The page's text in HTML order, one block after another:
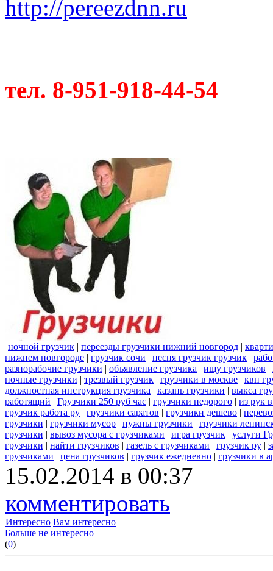
http://pereezdnn.ru
тел. 8-951-918-44-54
ночной грузчик | переезды грузчики нижний новгород |
нижнем новгороде | грузчик сочи | песня грузчик грузчик |
разнорабочие грузчики | объявление грузчика | ищу грузчиков |
ночные грузчики | трезвый грузчик | грузчики в москве | квн
должностная инструкция грузчика | казань грузчики | выкса
работящий | Грузчики 250 руб час | грузчики недорого | из рук
грузчик работа ру | грузчики саратов | грузчики дешево |
грузчики | грузчики мусор | нужны грузчики | грузчики
грузчики | вывоз мусора с грузчиками | игра грузчик | услуги
грузчики | найти грузчиков | газель с грузчиками | грузчик ру |
грузчиками | цена грузчиков | грузчик ежедневно | грузчики в
15.02.2014 в 00:37
комментировать
Интересно Вам интересно
Больше не интересно
(0)